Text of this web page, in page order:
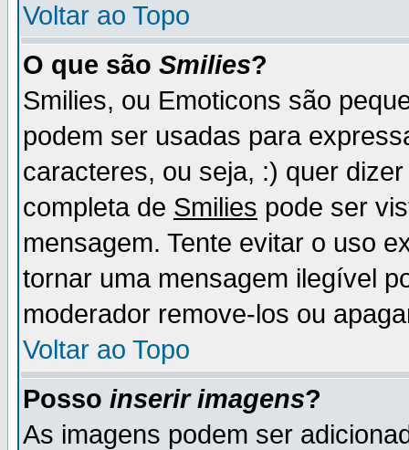
Voltar ao Topo
O que são Smilies?
Smilies, ou Emoticons são
podem ser usadas para
caracteres, ou seja, :) quer
completa de Smilies pode ser
mensagem. Tente evitar o uso
tornar uma mensagem ilegível
moderador remove-los ou
Voltar ao Topo
Posso inserir imagens?
As imagens podem ser